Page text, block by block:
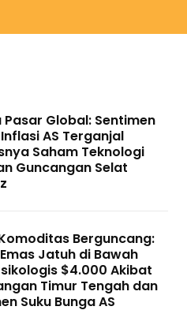
Pasar Global: Sentimen
AS Terganjal
Saham Teknologi
Guncangan Selat
Berguncang:
Jatuh di Bawah
$4.000 Akibat
Timur Tengah dan
Suku Bunga AS